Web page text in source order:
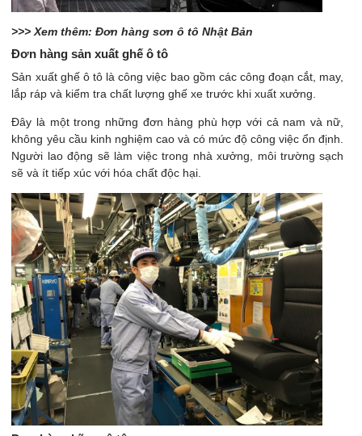
>>> Xem thêm: Đơn hàng sơn ô tô Nhật Bản
Đơn hàng sản xuất ghế ô tô
Sản xuất ghế ô tô là công việc bao gồm các công đoạn cắt, may,
lắp ráp và kiểm tra chất lượng ghế xe trước khi xuất xưởng.
Đây là một trong những đơn hàng phù hợp với cả nam và nữ,
không yêu cầu kinh nghiệm cao và có mức độ công việc ổn định.
Người lao động sẽ làm việc trong nhà xưởng, môi trường sạch
sẽ và ít tiếp xúc với hóa chất độc hại.